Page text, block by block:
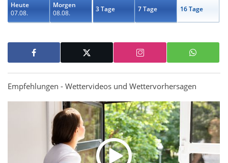
Heute
07.08.
Morgen
08.08.
3 Tage 7 Tage 16 Tage
Empfehlungen - Wettervideos und Wettervorhersagen